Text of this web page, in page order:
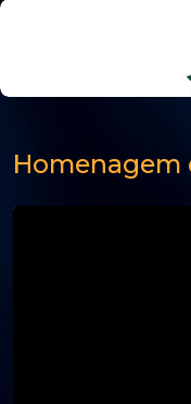
Homenagem